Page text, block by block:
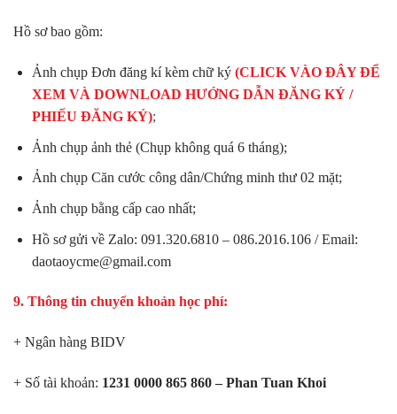
Hồ sơ bao gồm:
Ảnh chụp Đơn đăng kí kèm chữ ký (CLICK VÀO ĐÂY ĐỂ
XEM VÀ DOWNLOAD HƯỚNG DẪN ĐĂNG KÝ /
PHIẾU ĐĂNG KÝ);
Ảnh chụp ảnh thẻ (Chụp không quá 6 tháng);
Ảnh chụp Căn cước công dân/Chứng minh thư 02 mặt;
Ảnh chụp bằng cấp cao nhất;
Hồ sơ gửi về Zalo: 091.320.6810 – 086.2016.106 / Email:
daotaoycme@gmail.com
9. Thông tin chuyển khoản học phí:
+ Ngân hàng BIDV
+ Số tài khoản: 1231 0000 865 860 – Phan Tuan Khoi